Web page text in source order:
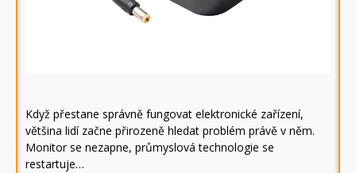
Když přestane správně fungovat elektronické zařízení,
většina lidí začne přirozeně hledat problém právě v něm.
Monitor se nezapne, průmyslová technologie se
restartuje…